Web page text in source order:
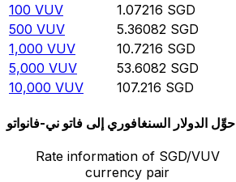
100 VUV 1.07216 SGD
500 VUV 5.36082 SGD
1,000 VUV 10.7216 SGD
5,000 VUV 53.6082 SGD
10,000 VUV 107.216 SGD
حوِّل الدولار السنغافوري إلى فاتو ني-فانواتو
Rate information of SGD/VUV
currency pair